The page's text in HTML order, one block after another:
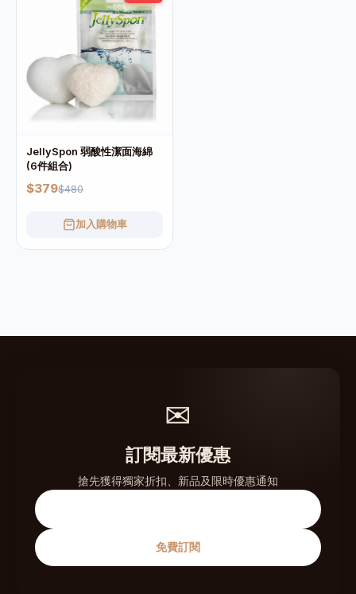
JellySpon 弱酸性潔面海綿
(6件組合)
$379$480
加入購物車
✉
訂閱最新優惠
搶先獲得獨家折扣、新品及限時優惠通知
免費訂閱